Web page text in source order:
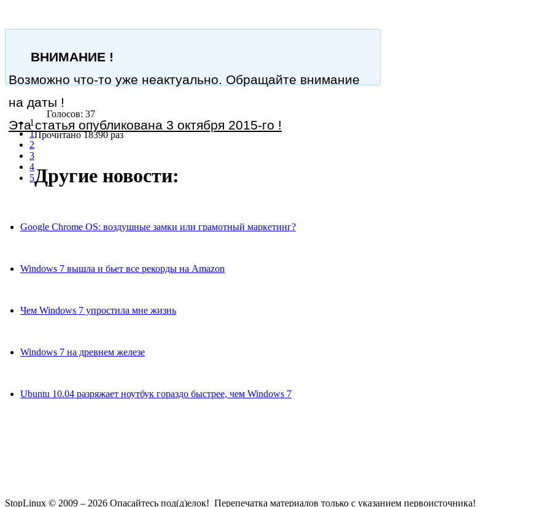
ВНИМАНИЕ !
Возможно что-то уже неактуально. Обращайте внимание
на даты !
Эта статья опубликована 3 октября 2015-го !
1
1
2
3
4
5
Голосов: 37
Прочитано 18390 раз
Другие новости:
Google Chrome OS: воздушные замки или грамотный маркетинг?
Windows 7 вышла и бьет все рекорды на Amazon
Чем Windows 7 упростила мне жизнь
Windows 7 на древнем железе
Ubuntu 10.04 разряжает ноутбук гораздо быстрее, чем Windows 7
StopLinux © 2009 – 2026 Опасайтесь под(д)елок! Перепечатка материалов только с указанием первоисточника!